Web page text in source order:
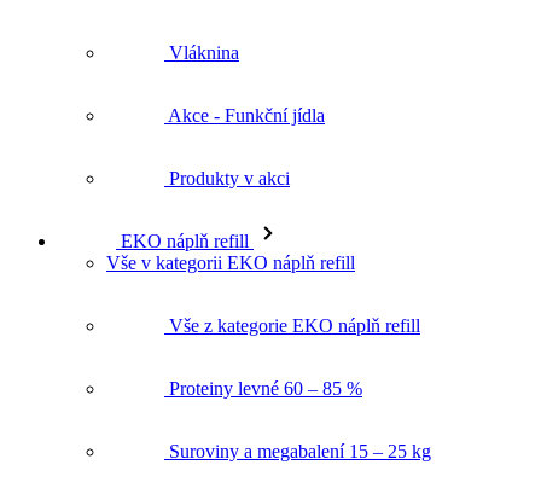
Vše v kategorii EKO náplň refill